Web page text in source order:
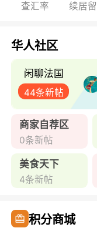
查汇率 续居留
华人社区
闲聊法国
44条新帖
商家自荐区
0条新帖
美食天下
4条新帖
积分商城